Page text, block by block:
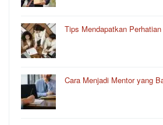
Tips Mendapatkan
Cara Menjadi Mentor yang